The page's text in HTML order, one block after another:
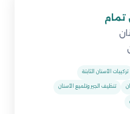
تمام
تركيبات الأسنان الثابتة
تنظيف الجير وتلميع الأسنان